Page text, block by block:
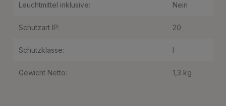
Leuchtmittel inklusive: Nein
Schutzart IP: 20
Schutzklasse: I
Gewicht Netto: 1,3 kg